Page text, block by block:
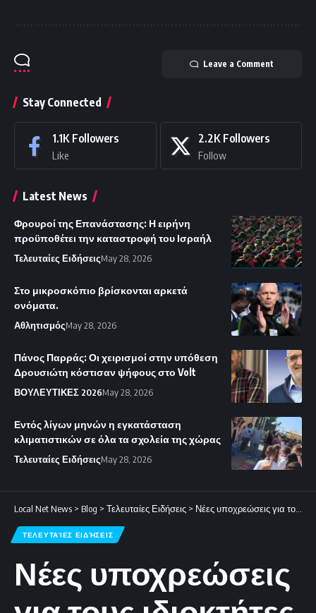
Leave a Comment
Stay Connected
1.1K Followers
Like
2.2K Followers
Follow
Latest News
Φρουροί της Επανάστασης: Η ειρήνη
προϋποθέτει την καταστροφή του Ισραήλ
Τελευταίες ΕιδήσειςMay 28, 2026
Στο μικροσκόπιο βρίσκονται αρκετά
ονόματα.
ΑθλητισμόςMay 28, 2026
Πάνος Παρράς: Οι χειρισμοί στην υπόθεση
Δρουσιώτη κόστισαν ψήφους στο Volt
ΒΟΥΛΕΥΤΙΚΕΣ 2026May 28, 2026
Εντός λίγων μηνών η εγκατάσταση
κλιματιστικών σε όλα τα σχολεία της χώρας
Τελευταίες ΕιδήσειςMay 28, 2026
Local Net News > Blog > Τελευταίες Ειδήσεις > Νέες υποχρεώσεις για τους ιδιοκτήτες σκύλων: Τι αλλάζει με την απόφαση της Βουλής
ΤΕΛΕΥΤΑΊΕΣ ΕΙΔΉΣΕΙΣ
Νέες υποχρεώσεις